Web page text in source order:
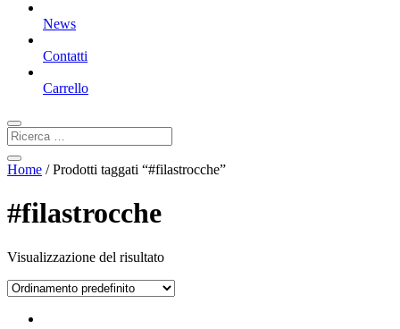
News
Contatti
Carrello
Home / Prodotti taggati “#filastrocche”
#filastrocche
Visualizzazione del risultato